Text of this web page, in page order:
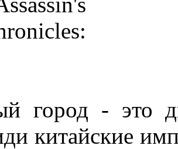
город - это
китайские